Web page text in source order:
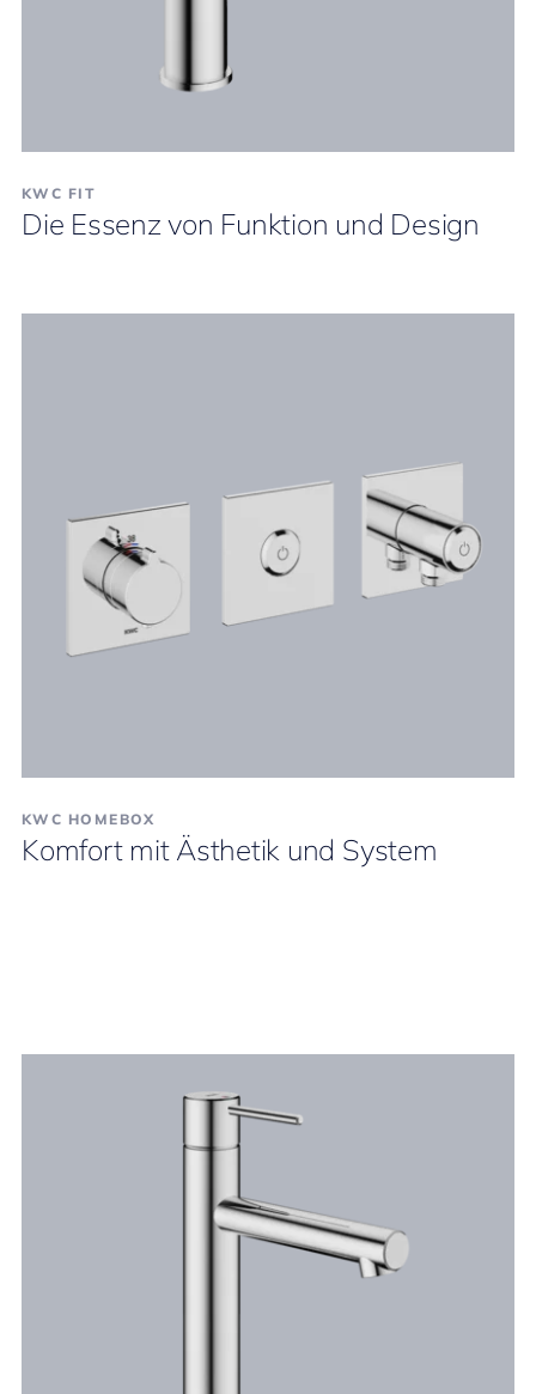
KWC FIT
Die Essenz von Funktion und Design
KWC HOMEBOX
Komfort mit Ästhetik und System